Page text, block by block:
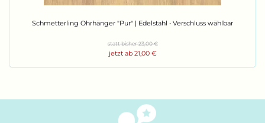
Schmet­ter­ling Ohr­hän­ger "Pur" | Edel­stahl • Ver­schluss wähl­bar
statt bisher 23,00 €
jetzt ab 21,00 €